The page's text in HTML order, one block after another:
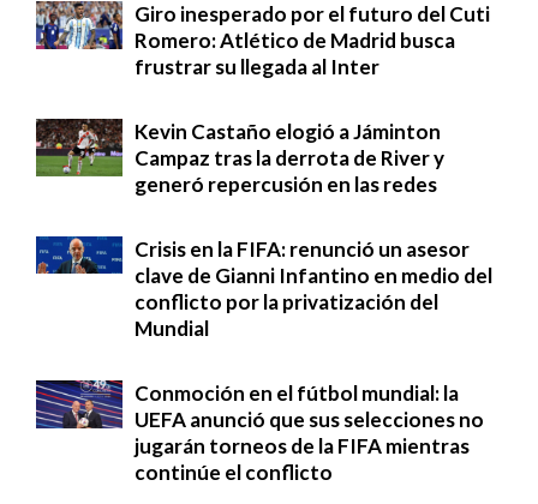
Giro inesperado por el futuro del Cuti
Romero: Atlético de Madrid busca
frustrar su llegada al Inter
Kevin Castaño elogió a Jáminton
Campaz tras la derrota de River y
generó repercusión en las redes
Crisis en la FIFA: renunció un asesor
clave de Gianni Infantino en medio del
conflicto por la privatización del
Mundial
Conmoción en el fútbol mundial: la
UEFA anunció que sus selecciones no
jugarán torneos de la FIFA mientras
continúe el conflicto